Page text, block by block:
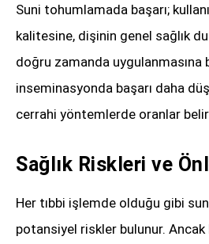
Suni tohumlamada başarı;
kalitesine, dişinin genel sağlık
doğru zamanda uygulanmasına
inseminasyonda başarı daha
cerrahi yöntemlerde oranlar
Sağlık Riskleri ve
Her tıbbi işlemde olduğu gibi
potansiyel riskler bulunur.